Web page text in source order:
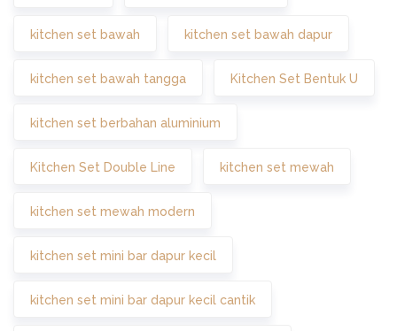
kitchen set bawah kitchen set bawah dapur
kitchen set bawah tangga Kitchen Set Bentuk U
kitchen set berbahan aluminium
Kitchen Set Double Line kitchen set mewah
kitchen set mewah modern
kitchen set mini bar dapur kecil
kitchen set mini bar dapur kecil cantik